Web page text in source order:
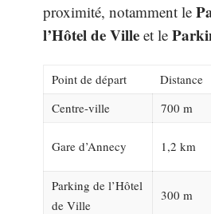
proximité, notamment le
l’Hôtel de Ville et le
Point de départ Distance
Centre-ville
700 m
Gare d’Annecy 1,2 km
Parking de l’Hôtel
de Ville
300 m